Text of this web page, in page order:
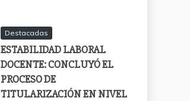
Destacadas
ESTABILIDAD LABORAL
DOCENTE: CONCLUYÓ EL
PROCESO DE
TITULARIZACIÓN EN NIVEL